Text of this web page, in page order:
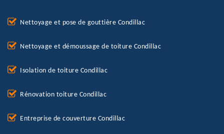
Nettoyage et pose de gouttière Condillac
Nettoyage et démoussage de toiture Condillac
Isolation de toiture Condillac
Rénovation toiture Condillac
Entreprise de couverture Condillac